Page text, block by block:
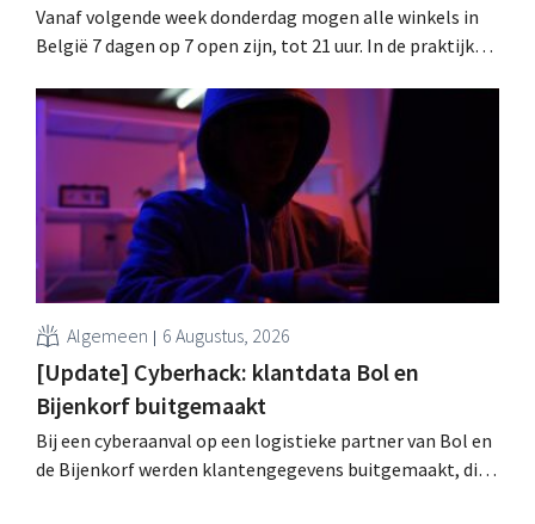
Vanaf volgende week donderdag mogen alle winkels in
België 7 dagen op 7 open zijn, tot 21 uur. In de praktijk
arbeidswetgeving een hinderpaal. Is er een gelijk
speelveld?
Algemeen 6 Augustus, 2026
[Update] Cyberhack: klantdata Bol en
Bijenkorf buitgemaakt
Bij een cyberaanval op een logistieke partner van Bol en
de Bijenkorf werden klantengegevens buitgemaakt, die